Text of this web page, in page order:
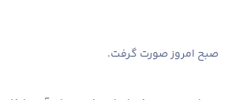
صبح امروز صورت گرفت.